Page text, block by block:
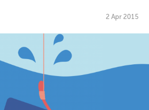
2 Apr 2015